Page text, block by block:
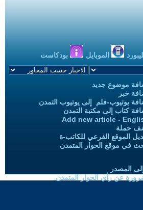
الموبايل بودكاست
موضوع جديد
خبر
يوتيوب-فلم إلى يوتيوب التمدن
كتاب إلى مكتبة التمدن
Add new article -
حملة
الموقع الفرعي للكاتب-ة
في موقع الحوار المتمدن
المصدر
عن رأي الحوار المتمدن